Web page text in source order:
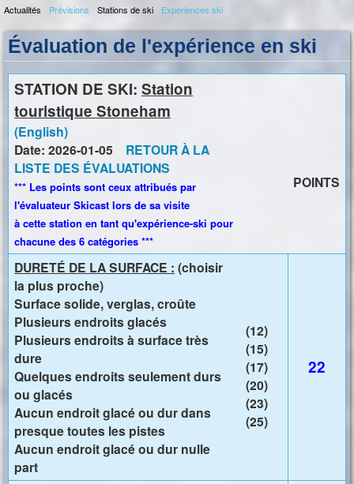
S
T
de
recherche
e
n
a
Actualités Prévisions Stations de ski Expériences ski
Évaluation de l'expérience en ski
STATION DE SKI: Station
touristique Stoneham
(English)
Date: 2026-01-05
RETOUR À LA
LISTE DES ÉVALUATIONS
*** Les points sont ceux attribués par
l'évaluateur Skicast lors de sa visite
à cette station en tant qu'expérience-ski pour
chacune des 6 catégories ***
POINTS
DURETÉ DE LA SURFACE : (choisir
la plus proche)
Surface solide, verglas, croûte
Plusieurs endroits glacés
Plusieurs endroits à surface très
dure
Quelques endroits seulement durs
ou glacés
Aucun endroit glacé ou dur dans
presque toutes les pistes
Aucun endroit glacé ou dur nulle
part
(12)
(15)
(17)
(20)
(23)
(25)
22